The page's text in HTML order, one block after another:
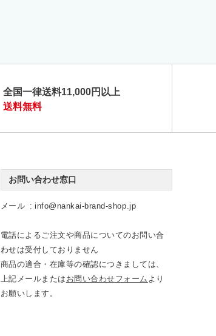
全国一律送料11,000円以上
送料無料
お問い合わせ窓口
メール info@nankai-brand-shop.jp
電話によるご注文や商品についてのお問い合
わせは受付しておりません
商品の適合・在庫等の確認につきましては、
上記メールまたは お問い合わせフォーム より
お願いします。